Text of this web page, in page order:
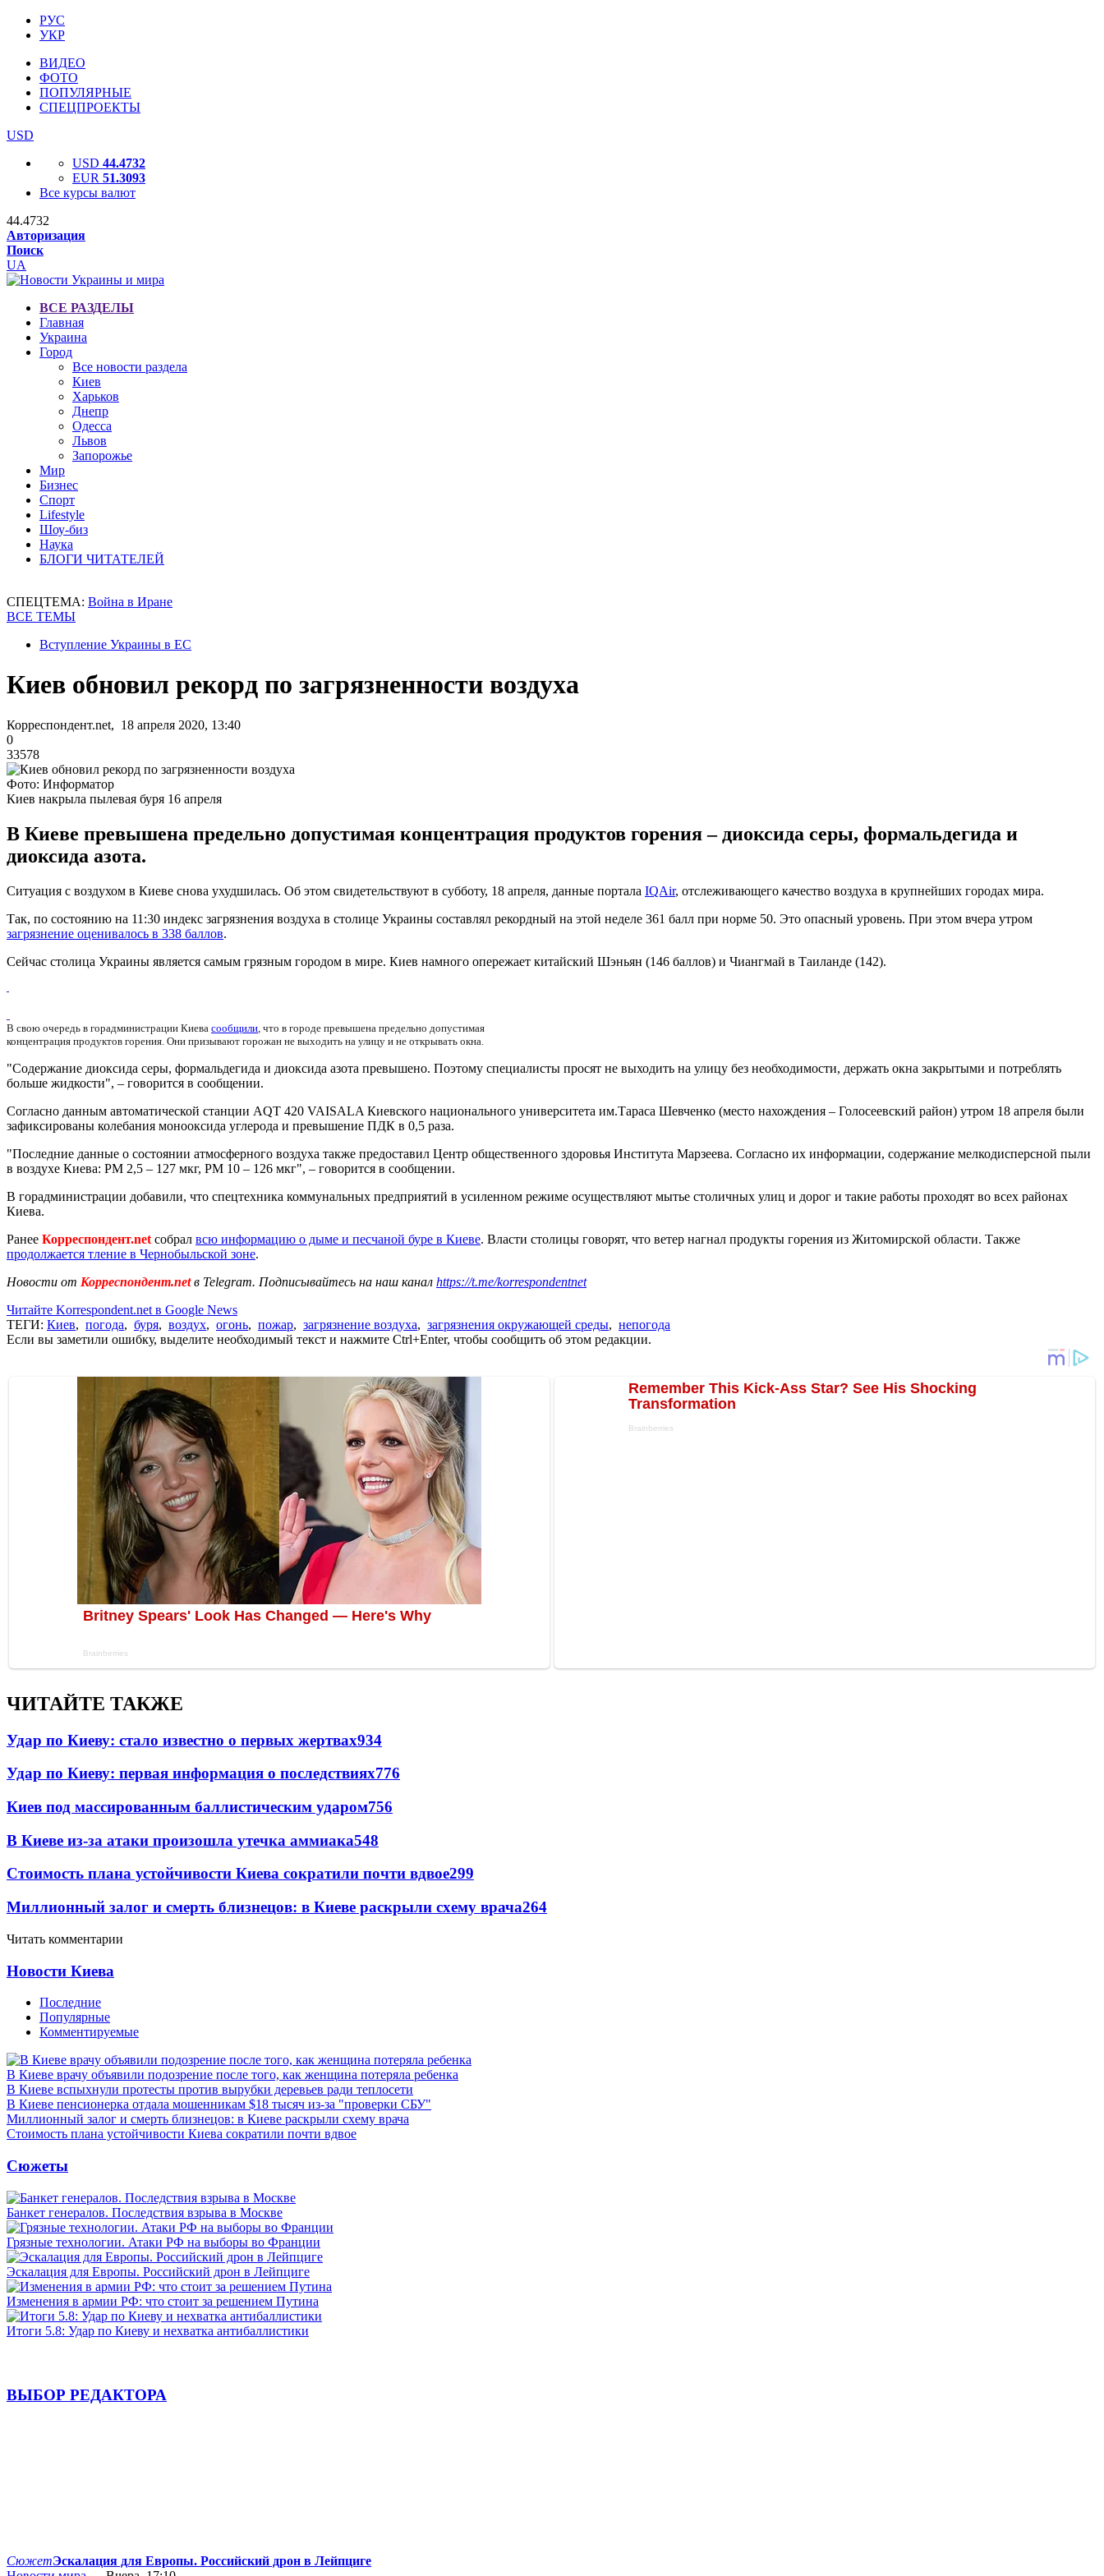
РУС
УКР
ВИДЕО
ФОТО
ПОПУЛЯРНЫЕ
СПЕЦПРОЕКТЫ
USD
USD 44.4732
EUR 51.3093
Все курсы валют
44.4732
Авторизация
Поиск
UA
ВСЕ РАЗДЕЛЫ
Главная
Украина
Город
Все новости раздела
Киев
Харьков
Днепр
Одесса
Львов
Запорожье
Мир
Бизнес
Спорт
Lifestyle
Шоу-биз
Наука
БЛОГИ ЧИТАТЕЛЕЙ
СПЕЦТЕМА: Война в Иране
ВСЕ ТЕМЫ
Вступление Украины в ЕС
Киев обновил рекорд по загрязненности воздуха
Корреспондент.net, 18 апреля 2020, 13:40
0
33578
Фото: Информатор
Киев накрыла пылевая буря 16 апреля
В Киеве превышена предельно допустимая концентрация продуктов горения – диоксида серы, формальдегида и
диоксида азота.
Ситуация с воздухом в Киеве снова ухудшилась. Об этом свидетельствуют в субботу, 18 апреля, данные портала IQAir, отслеживающего качество воздуха в крупнейших городах мира.
Так, по состоянию на 11:30 индекс загрязнения воздуха в столице Украины составлял рекордный на этой неделе 361 балл при норме 50. Это опасный уровень. При этом вчера утром
загрязнение оценивалось в 338 баллов.
Сейчас столица Украины является самым грязным городом в мире. Киев намного опережает китайский Шэньян (146 баллов) и Чиангмай в Таиланде (142).
В свою очередь в горадминистрации Киева сообщили , что в городе превышена предельно допустимая
концентрация продуктов горения. Они призывают горожан не выходить на улицу и не открывать окна.
"Содержание диоксида серы, формальдегида и диоксида азота превышено. Поэтому специалисты просят не выходить на улицу без необходимости, держать окна закрытыми и потреблять
больше жидкости", – говорится в сообщении.
Согласно данным автоматической станции AQT 420 VAISALA Киевского национального университета им.Тараса Шевченко (место нахождения – Голосеевский район) утром 18 апреля были
зафиксированы колебания монооксида углерода и превышение ПДК в 0,5 раза.
"Последние данные о состоянии атмосферного воздуха также предоставил Центр общественного здоровья Института Марзеева. Согласно их информации, содержание мелкодисперсной пыли
в воздухе Киева: PM 2,5 – 127 мкг, PM 10 – 126 мкг", – говорится в сообщении.
В горадминистрации добавили, что спецтехника коммунальных предприятий в усиленном режиме осуществляют мытье столичных улиц и дорог и такие работы проходят во всех районах
Киева.
Ранее Корреспондент.net собрал всю информацию о дыме и песчаной буре в Киеве. Власти столицы говорят, что ветер нагнал продукты горения из Житомирской области. Также
продолжается тление в Чернобыльской зоне.
Новости от Корреспондент.netв Telegram. Подписывайтесь на наш канал https://t.me/korrespondentnet
Читайте Korrespondent.net в Google News
ТЕГИ: Киев, погода, буря, воздух, огонь, пожар, загрязнение воздуха, загрязнения окружающей среды, непогода
Если вы заметили ошибку, выделите необходимый текст и нажмите Ctrl+Enter, чтобы сообщить об этом редакции.
ЧИТАЙТЕ ТАКЖЕ
Удар по Киеву: стало известно о первых жертвах934
Удар по Киеву: первая информация о последствиях776
Киев под массированным баллистическим ударом756
В Киеве из-за атаки произошла утечка аммиака548
Стоимость плана устойчивости Киева сократили почти вдвое299
Миллионный залог и смерть близнецов: в Киеве раскрыли схему врача264
Читать комментарии
Новости Киева
Последние
Популярные
Комментируемые
В Киеве врачу объявили подозрение после того, как женщина потеряла ребенка
В Киеве вспыхнули протесты против вырубки деревьев ради теплосети
В Киеве пенсионерка отдала мошенникам $18 тысяч из-за "проверки СБУ"
Миллионный залог и смерть близнецов: в Киеве раскрыли схему врача
Стоимость плана устойчивости Киева сократили почти вдвое
Сюжеты
Банкет генералов. Последствия взрыва в Москве
Грязные технологии. Атаки РФ на выборы во Франции
Эскалация для Европы. Российский дрон в Лейпциге
Изменения в армии РФ: что стоит за решением Путина
Итоги 5.8: Удар по Киеву и нехватка антибаллистики
ВЫБОР РЕДАКТОРА
СюжетЭскалация для Европы. Российский дрон в Лейпциге